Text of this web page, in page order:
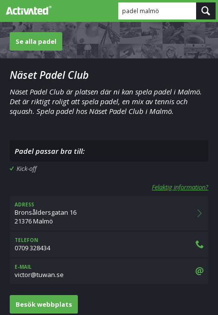
padel malmö
Se alla padel
Näset Padel Club
Näset Padel Club är platsen där ni kan spela padel i Malmö.
Det är riktigt roligt att spela padel, en mix av tennis och
squash. Spela padel hos Näset Padel Club i Malmö.
Padel passar bra till:
Kick-off
Felaktig information?
ADRESS
Bronsåldersgatan 16
21376 Malmö
TELEFON
0709 328434
E-MAIL
es.nawut@rotciv
Besök webbplats